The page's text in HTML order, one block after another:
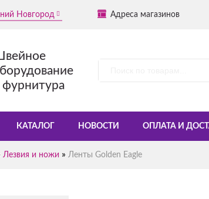
Новгород Адреса магазинов
фурнитура
КАТАЛОГ НОВОСТИ ОПЛАТА И
Лезвия и ножи » Ленты Golden Eagle